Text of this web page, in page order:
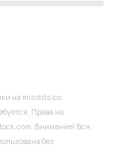
на misstits.co.
Права на
Внимание! Вся
без